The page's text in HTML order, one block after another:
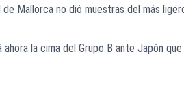
Mallorca no dió muestras del más
ahora la cima del Grupo B ante Japón